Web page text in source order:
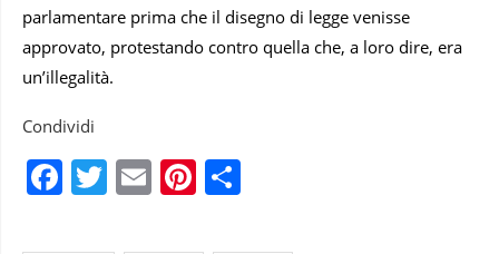
parlamentare prima che il disegno di legge venisse
approvato, protestando contro quella che, a loro dire, era
un’illegalità.
Condividi
Facebook
Twitter
EmailPinterest